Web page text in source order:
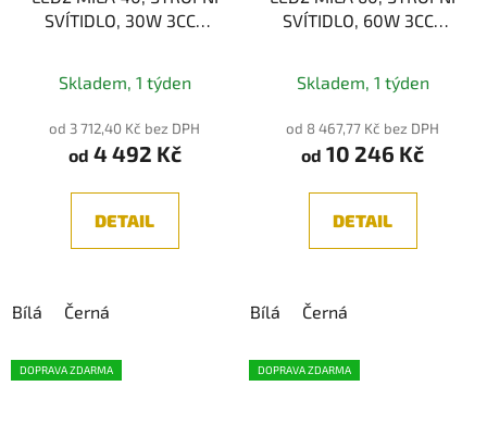
SVÍTIDLO, 30W 3CCT
Skladem, 1 týden
od 3 712,40 Kč bez DPH
od 4 492 Kč
DETAIL
Bílá Černá
SVÍTIDLO, 60W 3CCT
Skladem, 1 týden
od 8 467,77 Kč bez DPH
od 10 246 Kč
DETAIL
Bílá Černá
DOPRAVA ZDARMA DOPRAVA ZDARMA